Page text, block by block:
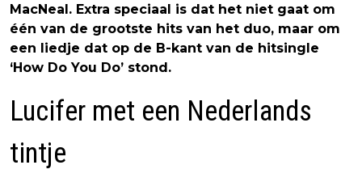
MacNeal. Extra speciaal is dat het niet gaat om
één van de grootste hits van het duo, maar om
een liedje dat op de B-kant van de hitsingle
‘How Do You Do’ stond.
Lucifer met een Nederlands
tintje